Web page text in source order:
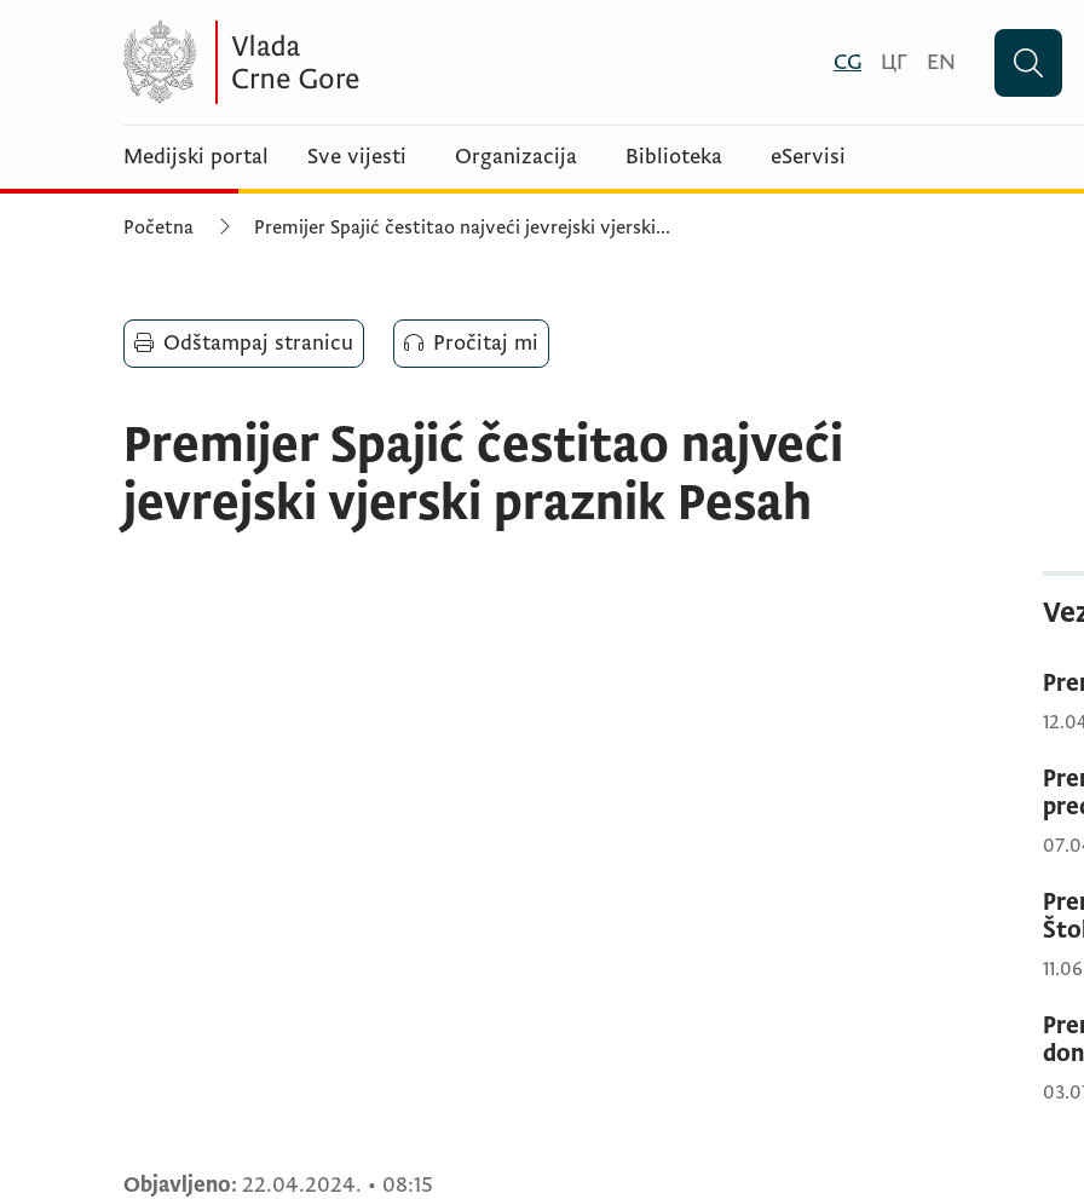
CG ЦГ EN
Medijski portal Sve vijesti Organizacija Biblioteka eServisi
Početna Premijer Spajić čestitao najveći jevrejski vjerski...
Odštampaj stranicu Pročitaj mi
Premijer Spajić čestitao najveći
jevrejski vjerski praznik Pesah
Objavljeno: 22.04.2024. • 08:15